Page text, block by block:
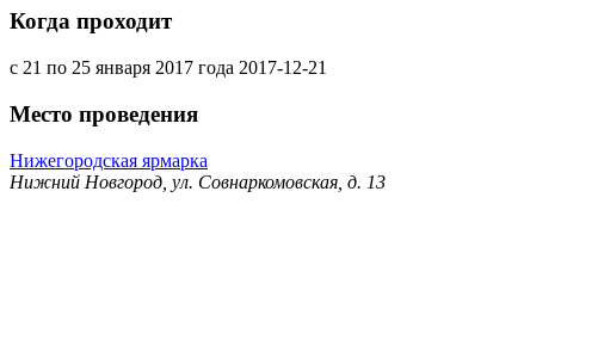
Когда проходит
с 21 по 25 января 2017 года 2017-12-21
Место проведения
Нижегородская ярмарка
Нижний Новгород, ул. Совнаркомовская, д. 13